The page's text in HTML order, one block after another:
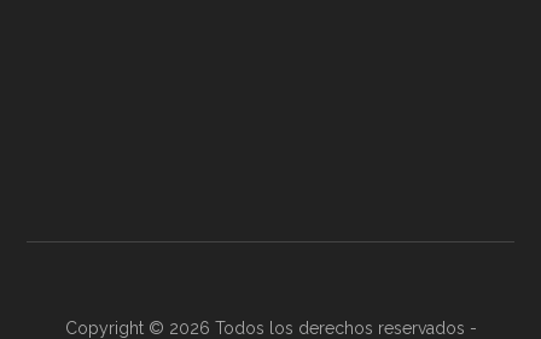
Copyright © 2026 Todos los derechos reservados -